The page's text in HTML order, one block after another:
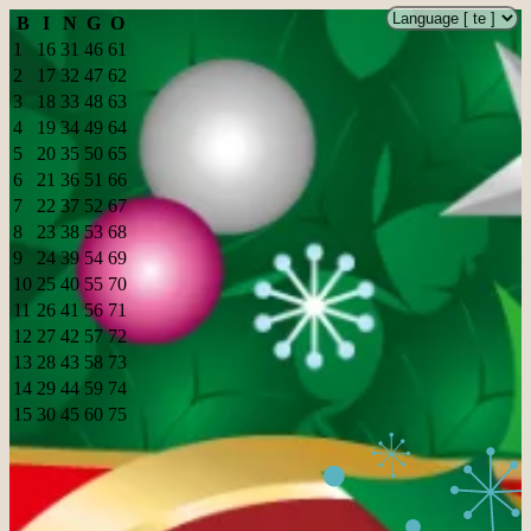
B I N G O
1
16 31 46 61
2
17 32 47 62
3
18 33 48 63
4
19 34 49 64
5
20 35 50 65
6
21 36 51 66
7
22 37 52 67
8
23 38 53 68
9
24 39 54 69
10 25 40 55 70
11 26 41 56 71
12 27 42 57 72
13 28 43 58 73
14 29 44 59 74
15 30 45 60 75